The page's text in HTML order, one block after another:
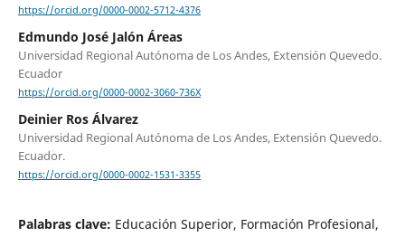
https://orcid.org/0000-0002-5712-4376
Edmundo José Jalón Áreas
Universidad Regional Autónoma de Los Andes, Extensión Quevedo.
Ecuador
https://orcid.org/0000-0002-3060-736X
Deinier Ros Álvarez
Universidad Regional Autónoma de Los Andes, Extensión Quevedo.
Ecuador.
https://orcid.org/0000-0002-1531-3355
Palabras clave: Educación Superior, Formación Profesional,